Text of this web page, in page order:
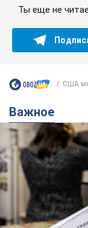
Ты еще не
США
Важное